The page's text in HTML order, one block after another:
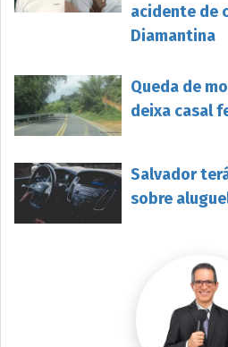
acidente de
Diamantina
Queda de
deixa casal
Salvador
sobre